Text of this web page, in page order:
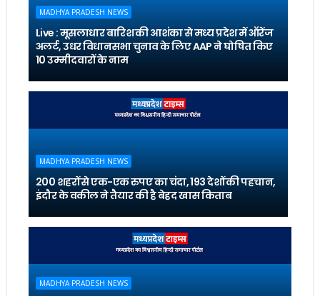
MADHYA PRADESH NEWS
Live : मूसलाधार बारिश की आशंका से मध्य प्रदेश में ऑरेंज
अलर्ट, उधर विधानसभा चुनाव के लिए AAP ने घोषित किए
10 उम्मीदवारों के नाम
MADHYA PRADESH NEWS
200 शहरों से एक-एक रुपए का चंदा, 193 देशों की पहचान,
इंदौर के वकील ने तैयार की है बेहद खास किताब
MADHYA PRADESH NEWS